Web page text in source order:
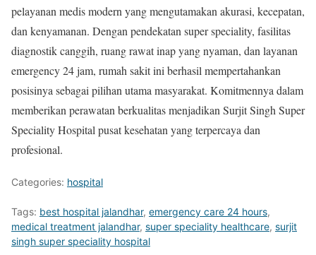
pelayanan medis modern yang mengutamakan akurasi, kecepatan,
dan kenyamanan. Dengan pendekatan super speciality, fasilitas
diagnostik canggih, ruang rawat inap yang nyaman, dan layanan
emergency 24 jam, rumah sakit ini berhasil mempertahankan
posisinya sebagai pilihan utama masyarakat. Komitmennya dalam
memberikan perawatan berkualitas menjadikan Surjit Singh Super
Speciality Hospital pusat kesehatan yang terpercaya dan
profesional.
Categories: hospital
Tags: best hospital jalandhar, emergency care 24 hours,
medical treatment jalandhar, super speciality healthcare, surjit
singh super speciality hospital